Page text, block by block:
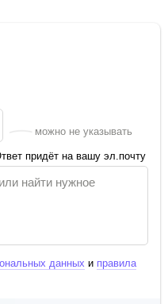
можно не указывать
придёт на вашу эл.почту
данных и правила